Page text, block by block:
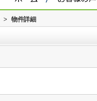
> 物件詳細